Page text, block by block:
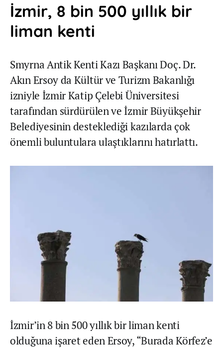
İzmir, 8 bin 500 yıllık bir
liman kenti
Smyrna Antik Kenti Kazı Başkanı Doç. Dr.
Akın Ersoy da Kültür ve Turizm Bakanlığı
izniyle İzmir Katip Çelebi Üniversitesi
tarafından sürdürülen ve İzmir Büyükşehir
Belediyesinin desteklediği kazılarda çok
önemli buluntulara ulaştıklarını hatırlattı.
İzmir’in 8 bin 500 yıllık bir liman kenti
olduğuna işaret eden Ersoy, “Burada Körfez’e